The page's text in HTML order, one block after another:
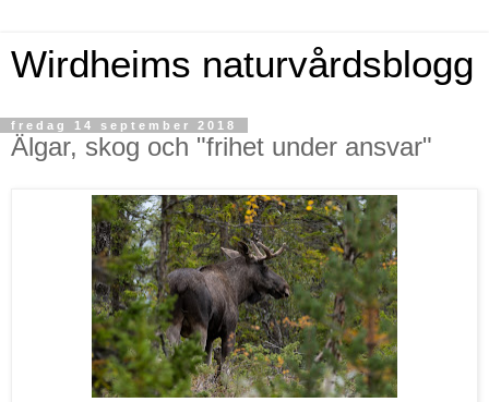
Wirdheims naturvårdsblogg
fredag 14 september 2018
Älgar, skog och "frihet under ansvar"